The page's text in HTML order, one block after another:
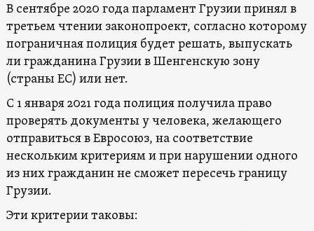
В сентябре 2020 года парламент Грузии принял в
третьем чтении законопроект, согласно которому
пограничная полиция будет решать, выпускать
ли гражданина Грузии в Шенгенскую зону
(страны ЕС) или нет.
С 1 января 2021 года полиция получила право
проверять документы у человека, желающего
отправиться в Евросоюз, на соответствие
нескольким критериям и при нарушении одного
из них гражданин не сможет пересечь границу
Грузии.
Эти критерии таковы: